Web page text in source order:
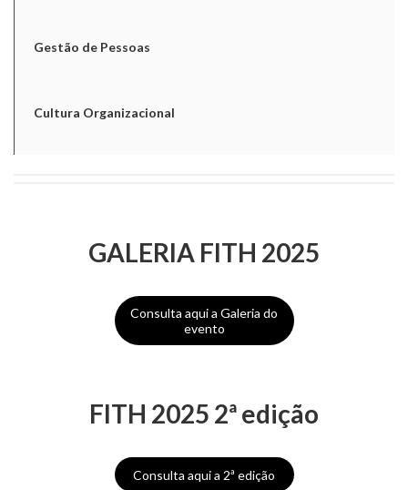
Gestão de Pessoas
Cultura Organizacional
GALERIA FITH 2025
Consulta aqui a Galeria do
evento
FITH 2025 2ª edição
Consulta aqui a 2ª edição